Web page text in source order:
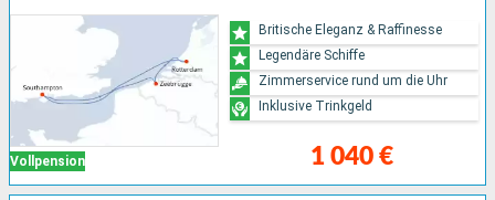
Vollpension 1 040 €
Britische Eleganz & Raffinesse
Legendäre Schiffe
Zimmerservice rund um die Uhr
Inklusive Trinkgeld